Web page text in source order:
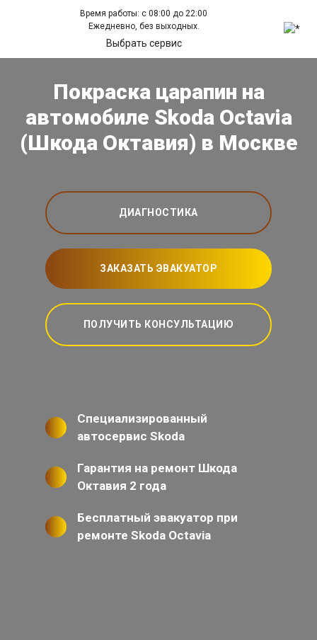
Время работы: с 08:00 до 22:00
Ежедневно, без выходных.
Выбрать сервис
Покраска царапин на
автомобиле Skoda Octavia
(Шкода Октавия) в Москве
ДИАГНОСТИКА
ЗАКАЗАТЬ ЭВАКУАТОР
ПОЛУЧИТЬ КОНСУЛЬТАЦИЮ
Специализированный
автосервис Skoda
Гарантия на ремонт Шкода
Октавия 2 года
Бесплатный эвакуатор при
ремонте Skoda Octavia